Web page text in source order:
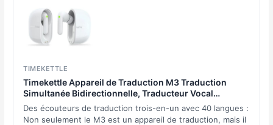
TIMEKETTLE
Timekettle Appareil de Traduction M3 Traduction
Simultanée Bidirectionnelle, Traducteur Vocal
Tnstantané avec 40 Langues et 93 Accents en Ligne,
Traduction sans Wifi pour 8 Langues
Des écouteurs de traduction trois-en-un avec 40 langues :
Non seulement le M3 est un appareil de traduction, mais il